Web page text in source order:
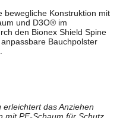
bewegliche Konstruktion mit
und D3O® im
den Bionex Shield Spine
Bauchpolster
das Anziehen